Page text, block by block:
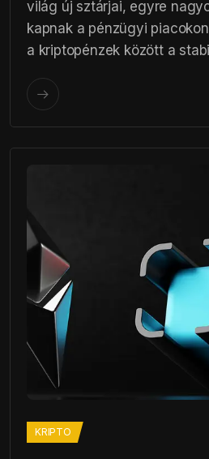
világ új sztárjai, egyre
kapnak a pénzügyi
a kriptopénzek között a
KRIPTO